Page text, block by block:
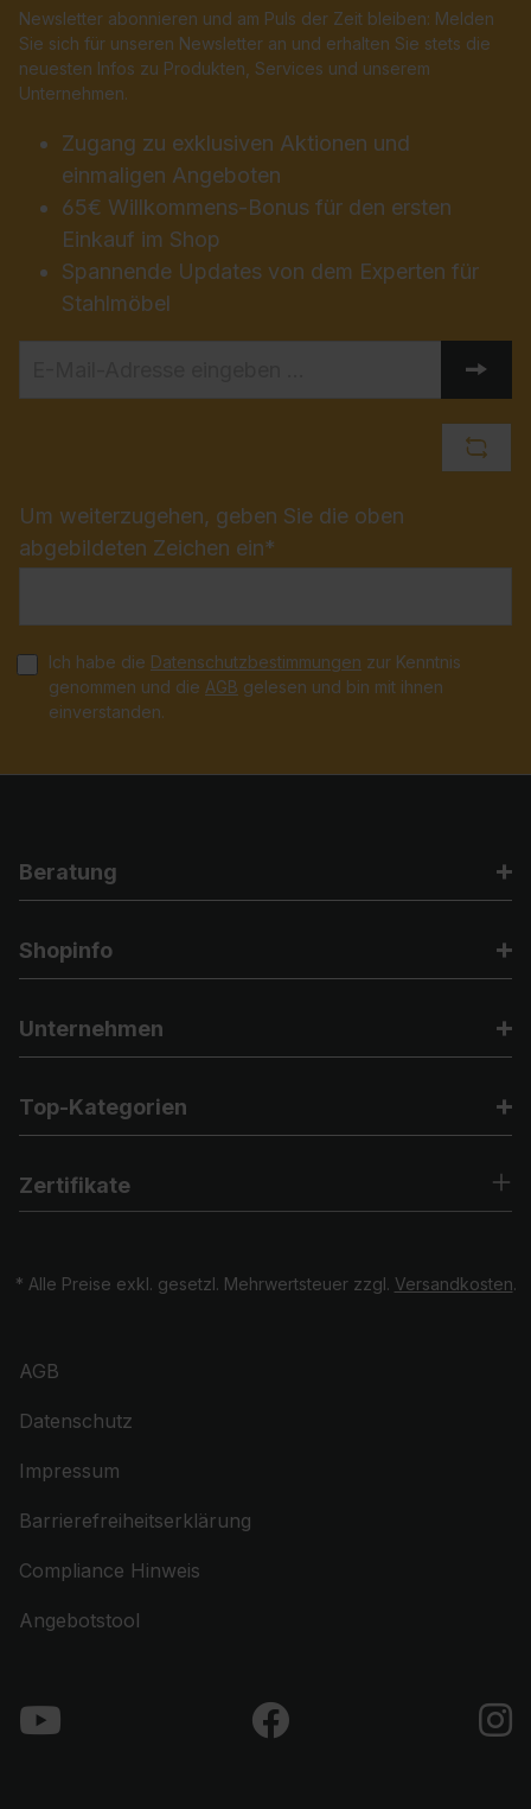
Newsletter abonnieren und am Puls der Zeit bleiben: Melden
Sie sich für unseren Newsletter an und erhalten Sie stets die
neuesten Infos zu Produkten, Services und unserem
Unternehmen.
Zugang zu exklusiven Aktionen und
einmaligen Angeboten
65€ Willkommens-Bonus für den ersten
Einkauf im Shop
Spannende Updates von dem Experten für
Stahlmöbel
Um weiterzugehen, geben Sie die oben
abgebildeten Zeichen ein*
Ich habe die Datenschutzbestimmungen zur Kenntnis
genommen und die AGB gelesen und bin mit ihnen
einverstanden.
Beratung
Shopinfo
Unternehmen
Top-Kategorien
Zertifikate
* Alle Preise exkl. gesetzl. Mehrwertsteuer zzgl. Versandkosten.
AGB
Datenschutz
Impressum
Barrierefreiheitserklärung
Compliance Hinweis
Angebotstool